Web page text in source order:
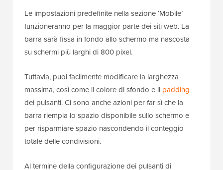
Le impostazioni predefinite nella sezione ‘Mobile’
funzioneranno per la maggior parte dei siti web. La
barra sarà fissa in fondo allo schermo ma nascosta
su schermi più larghi di 800 pixel.
Tuttavia, puoi facilmente modificare la larghezza
massima, così come il colore di sfondo e il padding
dei pulsanti. Ci sono anche azioni per far sì che la
barra riempia lo spazio disponibile sullo schermo e
per risparmiare spazio nascondendo il conteggio
totale delle condivisioni.
Al termine della configurazione dei pulsanti di